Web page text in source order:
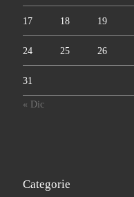
17 18 19
24 25 26
31
« Dic
Categorie